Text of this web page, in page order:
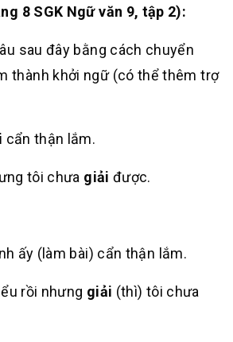
8 SGK Ngữ văn 9, tập 2):
sau đây bằng cách chuyển
thành khởi ngữ (có thể thêm trợ
cẩn thận lắm.
tôi chưa giải được.
ấy (làm bài) cẩn thận lắm.
rồi nhưng giải (thì) tôi chưa